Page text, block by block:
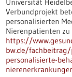
Universität
Verbundprojekt
personalisierten
Nierenpatienten zu
https://
bw.de/
personalisierte-